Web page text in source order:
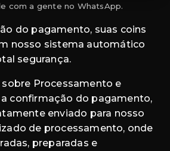
com a gente no WhatsApp.
do pagamento, suas coins
nosso sistema automático
segurança.
Processamento e
confirmação do pagamento,
enviado para nosso
de processamento, onde
preparadas e